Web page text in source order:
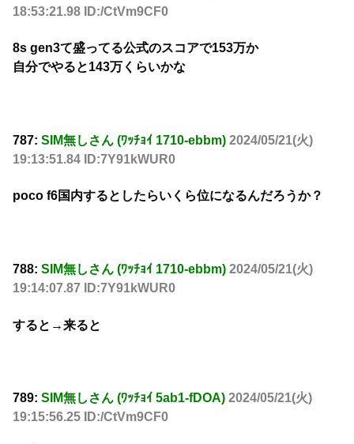
18:53:21.98 ID:/CtVm9CF0
8s gen3て盛ってる公式のスコアで153万か
自分でやると143万くらいかな
787: SIM無しさん (ﾜｯﾁｮｲ 1710-ebbm) 2024/05/21(火)
19:13:51.84 ID:7Y91kWUR0
poco f6国内するとしたらいくら位になるんだろうか？
788: SIM無しさん (ﾜｯﾁｮｲ 1710-ebbm) 2024/05/21(火)
19:14:07.87 ID:7Y91kWUR0
すると→来ると
789: SIM無しさん (ﾜｯﾁｮｲ 5ab1-fDOA) 2024/05/21(火)
19:15:56.25 ID:/CtVm9CF0